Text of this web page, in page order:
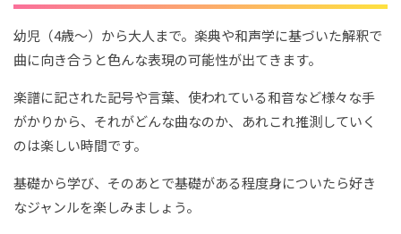
幼児（4歳～）から大人まで。楽典や和声学に基づいた解釈で
曲に向き合うと色んな表現の可能性が出てきます。
楽譜に記された記号や言葉、使われている和音など様々な手
がかりから、それがどんな曲なのか、あれこれ推測していく
のは楽しい時間です。
基礎から学び、そのあとで基礎がある程度身についたら好き
なジャンルを楽しみましょう。